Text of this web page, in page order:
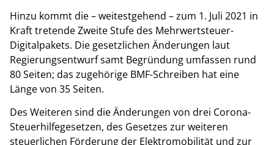
Hinzu kommt die – weitestgehend – zum 1. Juli 2021 in
Kraft tretende Zweite Stufe des Mehrwertsteuer-
Digitalpakets. Die gesetzlichen Änderungen laut
Regierungsentwurf samt Begründung umfassen rund
80 Seiten; das zugehörige BMF-Schreiben hat eine
Länge von 35 Seiten.
Des Weiteren sind die Änderungen von drei Corona-
Steuerhilfegesetzen, des Gesetzes zur weiteren
steuerlichen Förderung der Elektromobilität und zur